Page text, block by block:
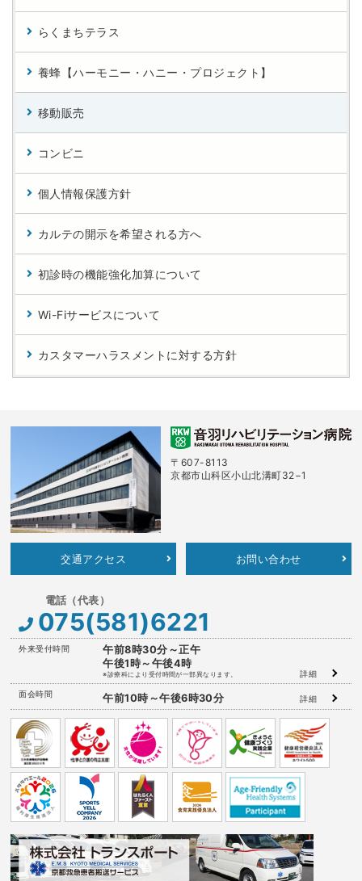
らくまちテラス
養蜂【ハーモニー・ハニー・プロジェクト】
移動販売
コンビニ
個人情報保護方針
カルテの開示を希望される方へ
初診時の機能強化加算について
Wi-Fiサービスについて
カスタマーハラスメントに対する方針
〒607-8113
京都市山科区小山北溝町32−1
交通アクセス お問い合わせ
075(581)6221
外来受付時間
午前8時30分～正午
午後1時～午後4時
※診療科により受付時間が一部異なります。 詳細
面会時間 午前10時～午後6時30分 詳細